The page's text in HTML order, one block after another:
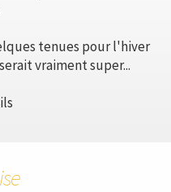
tenues pour l'hiver
vraiment super...